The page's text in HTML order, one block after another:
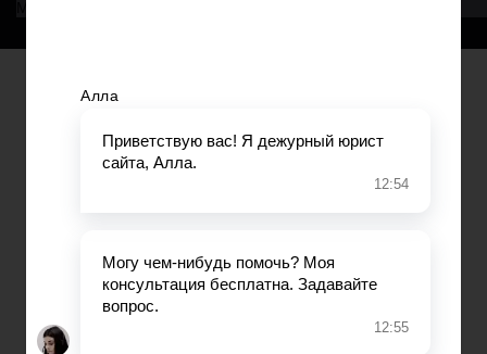
Военное право
Трудовое право
Страхование
Вопросы и ответы